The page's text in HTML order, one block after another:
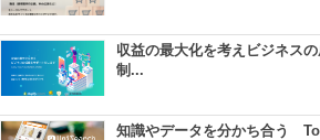
収益の最大化を考えビジネス
制...
知識やデータを分かち合う